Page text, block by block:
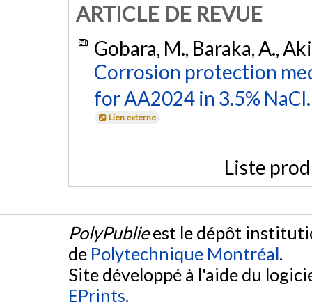
ARTICLE DE REVUE
Gobara, M., Baraka, A.,
Corrosion protection
for AA2024 in 3.5% NaCl.
Lien externe
Liste
PolyPublieest le dépôt
de Polytechnique Montréal.
Site développé à l'aide du
EPrints.